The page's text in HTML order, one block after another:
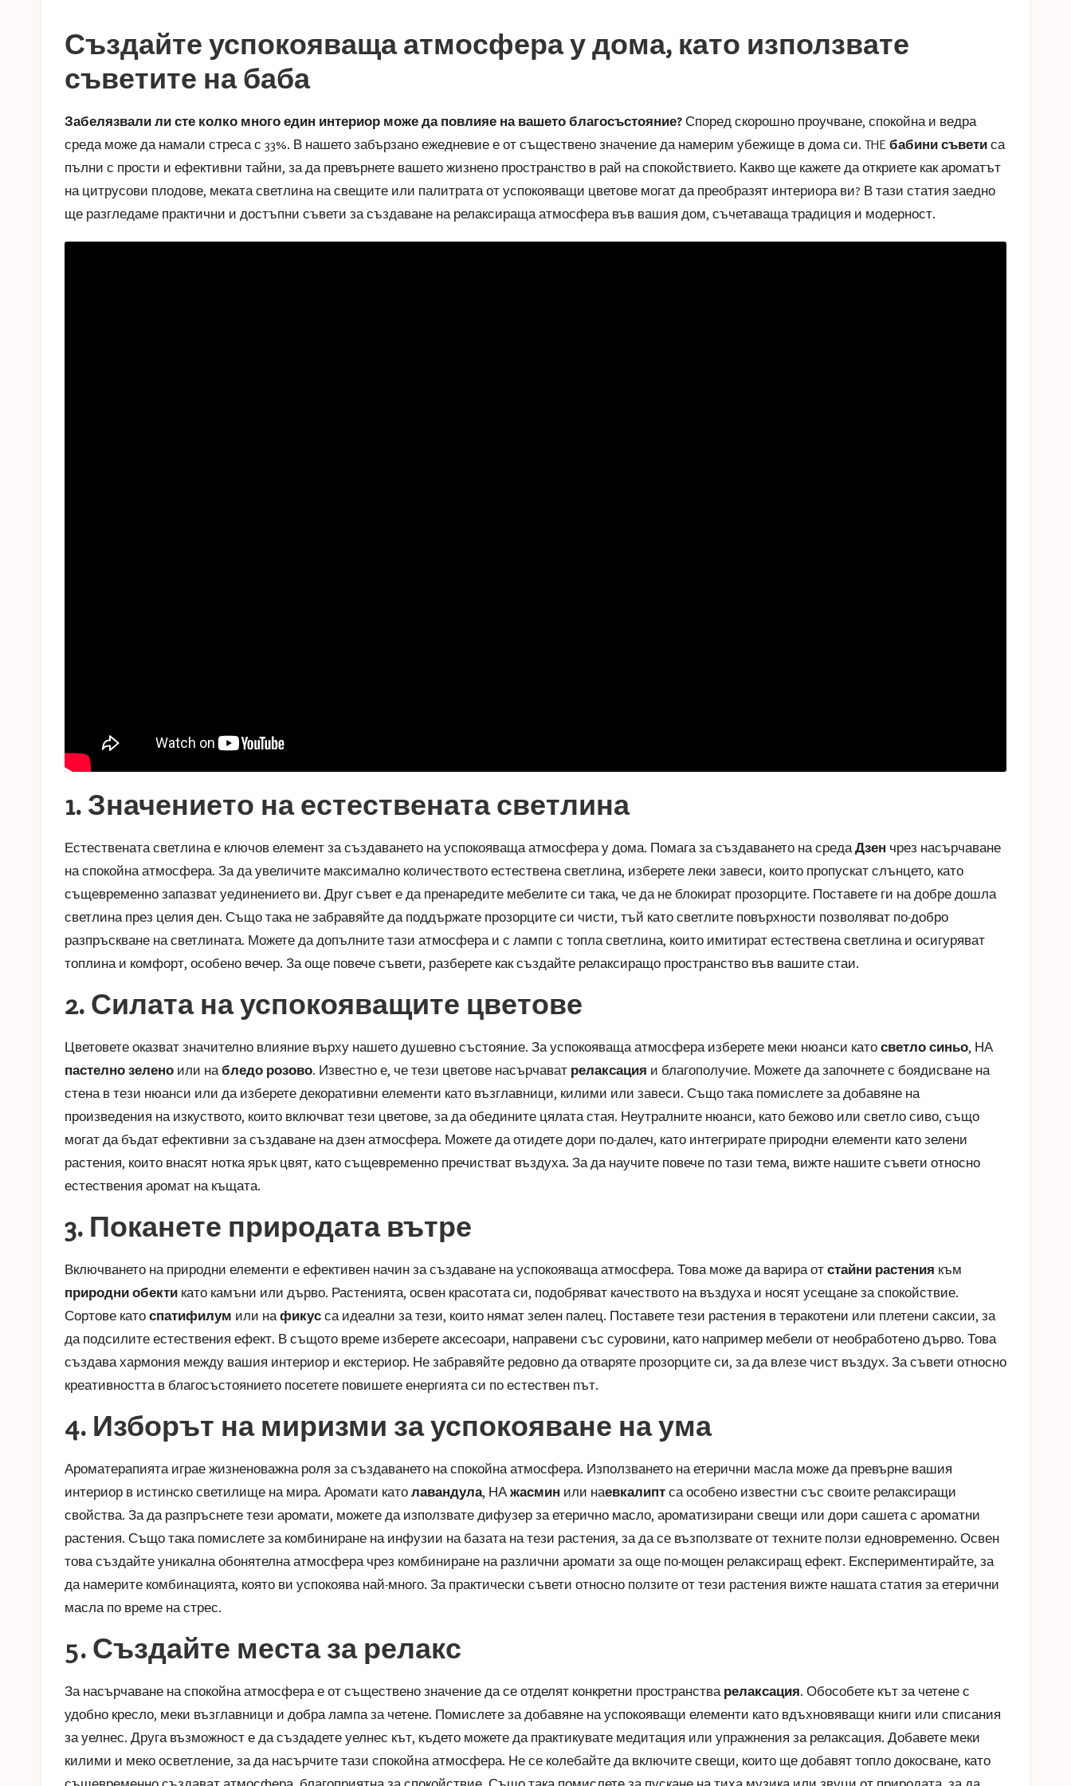
s
a
s
t
u
c
e
Създайте успокояваща атмосфера у дома, като използвате
съветите на баба
Забелязвали ли сте колко много един интериор може да повлияе на вашето благосъстояние? Според скорошно проучване, спокойна и ведра
среда може да намали стреса с 33%. В нашето забързано ежедневие е от съществено значение да намерим убежище в дома си. THE бабини съвети са
пълни с прости и ефективни тайни, за да превърнете вашето жизнено пространство в рай на спокойствието. Какво ще кажете да откриете как ароматът
на цитрусови плодове, меката светлина на свещите или палитрата от успокояващи цветове могат да преобразят интериора ви? В тази статия заедно
ще разгледаме практични и достъпни съвети за създаване на релаксираща атмосфера във вашия дом, съчетаваща традиция и модерност.
1. Значението на естествената светлина
Естествената светлина е ключов елемент за създаването на успокояваща атмосфера у дома. Помага за създаването на среда Дзен чрез насърчаване
на спокойна атмосфера. За да увеличите максимално количеството естествена светлина, изберете леки завеси, които пропускат слънцето, като
същевременно запазват уединението ви. Друг съвет е да пренаредите мебелите си така, че да не блокират прозорците. Поставете ги на добре дошла
светлина през целия ден. Също така не забравяйте да поддържате прозорците си чисти, тъй като светлите повърхности позволяват по-добро
разпръскване на светлината. Можете да допълните тази атмосфера и с лампи с топла светлина, които имитират естествена светлина и осигуряват
топлина и комфорт, особено вечер. За още повече съвети, разберете каксъздайте релаксиращо пространство във вашите стаи.
2. Силата на успокояващите цветове
Цветовете оказват значително влияние върху нашето душевно състояние. За успокояваща атмосфера изберете меки нюанси като светло синьо, НА
пастелно зелено или на бледо розово. Известно е, че тези цветове насърчават релаксация и благополучие. Можете да започнете с боядисване на
стена в тези нюанси или да изберете декоративни елементи като възглавници, килими или завеси. Също така помислете за добавяне на
произведения на изкуството, които включват тези цветове, за да обедините цялата стая. Неутралните нюанси, като бежово или светло сиво, също
могат да бъдат ефективни за създаване на дзен атмосфера. Можете да отидете дори по-далеч, като интегрирате природни елементи като зелени
растения, които внасят нотка ярък цвят, като същевременно пречистват въздуха. За да научите повече по тази тема, вижте нашите съвети относно
естествения аромат на къщата.
3. Поканете природата вътре
Включването на природни елементи е ефективен начин за създаване на успокояваща атмосфера. Това може да варира от стайни растения към
природни обекти като камъни или дърво. Растенията, освен красотата си, подобряват качеството на въздуха и носят усещане за спокойствие.
Сортове като спатифилум или на фикус са идеални за тези, които нямат зелен палец. Поставете тези растения в теракотени или плетени саксии, за
да подсилите естествения ефект. В същото време изберете аксесоари, направени със суровини, като например мебели от необработено дърво. Това
създава хармония между вашия интериор и екстериор. Не забравяйте редовно да отваряте прозорците си, за да влезе чист въздух. За съвети относно
креативността в благосъстоянието посетете повишете енергията си по естествен път.
4. Изборът на миризми за успокояване на ума
Ароматерапията играе жизненоважна роля за създаването на спокойна атмосфера. Използването на етерични масла може да превърне вашия
интериор в истинско светилище на мира. Аромати като лавандула, НА жасмин или наевкалипт са особено известни със своите релаксиращи
свойства. За да разпръснете тези аромати, можете да използвате дифузер за етерично масло, ароматизирани свещи или дори сашета с ароматни
растения. Също така помислете за комбиниране на инфузии на базата на тези растения, за да се възползвате от техните ползи едновременно. Освен
това създайте уникална обонятелна атмосфера чрез комбиниране на различни аромати за още по-мощен релаксиращ ефект. Експериментирайте, за
да намерите комбинацията, която ви успокоява най-много. За практически съвети относно ползите от тези растения вижте нашата статия за етерични
масла по време на стрес.
5. Създайте места за релакс
За насърчаване на спокойна атмосфера е от съществено значение да се отделят конкретни пространства релаксация. Обособете кът за четене с
удобно кресло, меки възглавници и добра лампа за четене. Помислете за добавяне на успокояващи елементи като вдъхновяващи книги или списания
за уелнес. Друга възможност е да създадете уелнес кът, където можете да практикувате медитация или упражнения за релаксация. Добавете меки
килими и меко осветление, за да насърчите тази спокойна атмосфера. Не се колебайте да включите свещи, които ще добавят топло докосване, като